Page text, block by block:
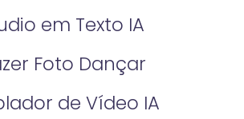
em Texto IA
Foto Dançar
de Vídeo IA